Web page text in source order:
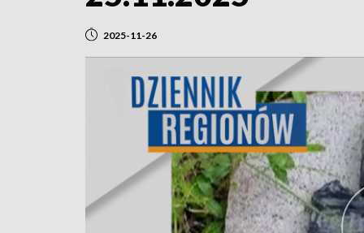
2025-11-26